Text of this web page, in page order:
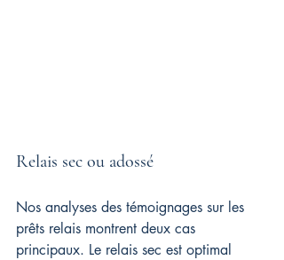
Relais sec ou adossé
Nos analyses des témoignages sur les
prêts relais montrent deux cas
principaux. Le relais sec est optimal